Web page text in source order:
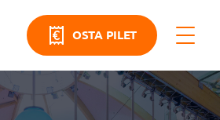
OSTA PILET